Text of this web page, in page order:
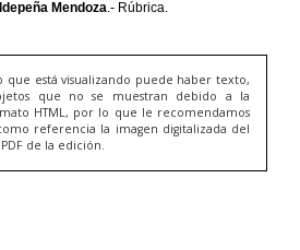
que está visualizando puede haber texto,
que no se muestran debido a la
HTML, por lo que le recomendamos
referencia la imagen digitalizada del
de la edición.